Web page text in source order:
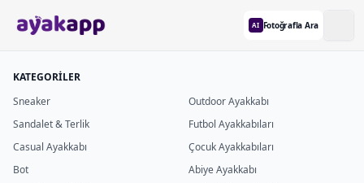
AI Fotoğrafla Ara
KATEGORİLER
Sneaker
Sandalet & Terlik
Casual Ayakkabı
Bot
Outdoor Ayakkabı
Futbol Ayakkabıları
Çocuk Ayakkabıları
Abiye Ayakkabı